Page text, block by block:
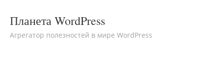
Планета WordPress
Агрегатор полезностей в мире WordPress